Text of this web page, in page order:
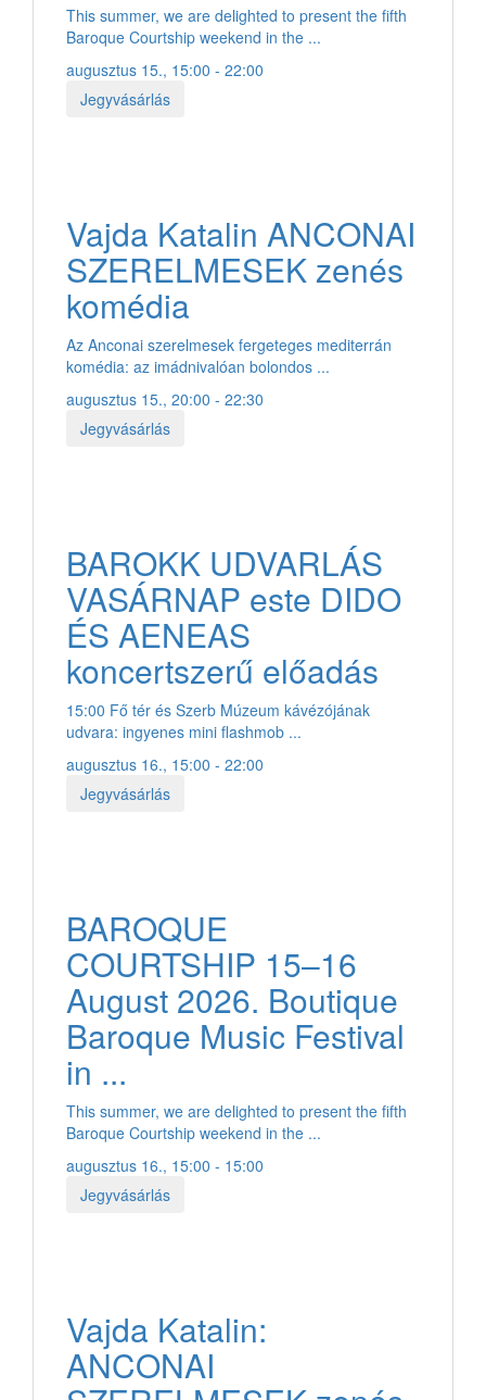
This summer, we are delighted to present the fifth
Baroque Courtship weekend in the ...
augusztus 15., 15:00 - 22:00
Jegyvásárlás
Vajda Katalin ANCONAI
SZERELMESEK zenés
komédia
Az Anconai szerelmesek fergeteges mediterrán
komédia: az imádnivalóan bolondos ...
augusztus 15., 20:00 - 22:30
Jegyvásárlás
BAROKK UDVARLÁS
VASÁRNAP este DIDO
ÉS AENEAS
koncertszerű előadás
15:00 Fő tér és Szerb Múzeum kávézójának
udvara: ingyenes mini flashmob ...
augusztus 16., 15:00 - 22:00
Jegyvásárlás
BAROQUE
COURTSHIP 15–16
August 2026. Boutique
Baroque Music Festival
in ...
This summer, we are delighted to present the fifth
Baroque Courtship weekend in the ...
augusztus 16., 15:00 - 15:00
Jegyvásárlás
Vajda Katalin:
ANCONAI